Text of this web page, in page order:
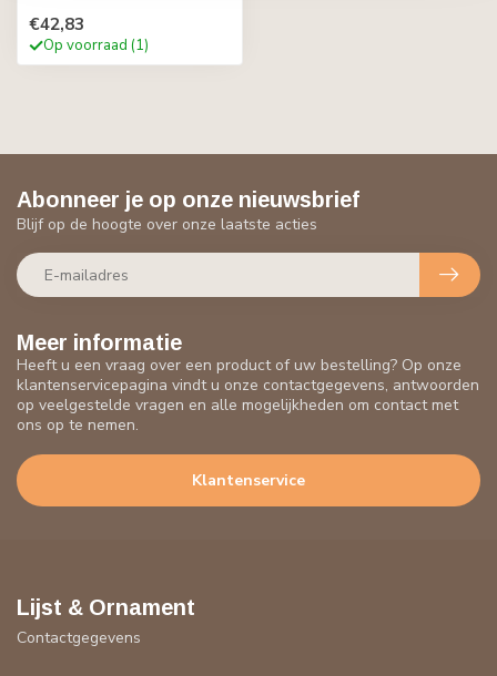
€42,83
Op voorraad (1)
Meer informatie
Heeft u een vraag over een product of uw bestelling? Op onze
klantenservicepagina vindt u onze contactgegevens, antwoorden
op veelgestelde vragen en alle mogelijkheden om contact met
ons op te nemen.
Klantenservice
Abonneer je op onze nieuwsbrief
Blijf op de hoogte over onze laatste acties
Lijst & Ornament
Contactgegevens